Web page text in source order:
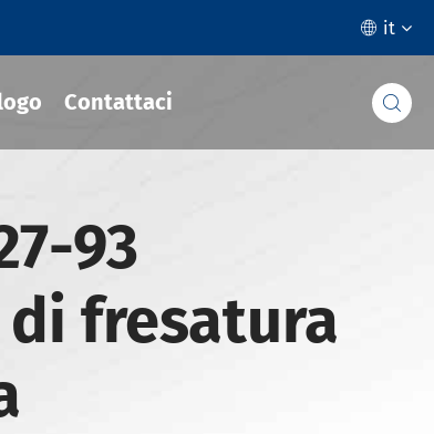
 it
Contattaci 
93
fresatura